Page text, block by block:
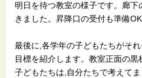
明日を待つ教室の様子です。廊
きました。昇降口の受付も準備OK
最後に,各学年の子どもたちがそ
目標を紹介します。教室正面の黒
子どもたちは,自分たちで考えて